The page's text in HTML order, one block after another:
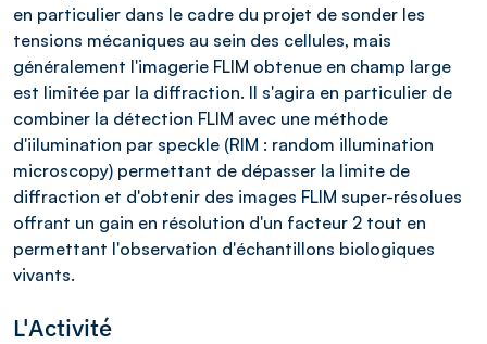
en particulier dans le cadre du projet de sonder les
tensions mécaniques au sein des cellules, mais
généralement l'imagerie FLIM obtenue en champ large
est limitée par la diffraction. Il s'agira en particulier de
combiner la détection FLIM avec une méthode
d'iilumination par speckle (RIM : random illumination
microscopy) permettant de dépasser la limite de
diffraction et d'obtenir des images FLIM super-résolues
offrant un gain en résolution d'un facteur 2 tout en
permettant l'observation d'échantillons biologiques
vivants.
L'Activité